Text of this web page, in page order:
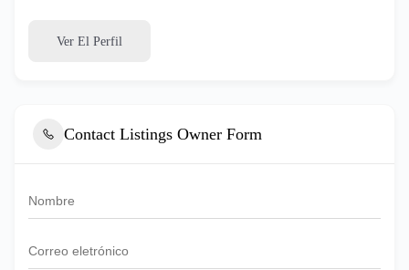
Ver El Perfil
Contact Listings Owner Form